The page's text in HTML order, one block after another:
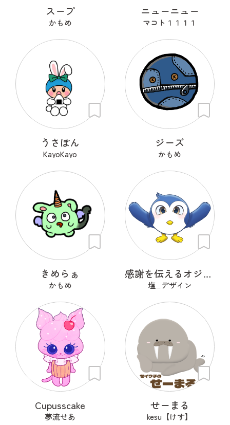
スープ
かもめ
ニューニュー
マコト１１１１
うさぽん
KayoKayo
ジーズ
かもめ
きめらぁ
かもめ
感謝を伝えるオジギドリ
塩_デザイン
Cupusscake
夢流せあ
せーまる
kesu【けす】